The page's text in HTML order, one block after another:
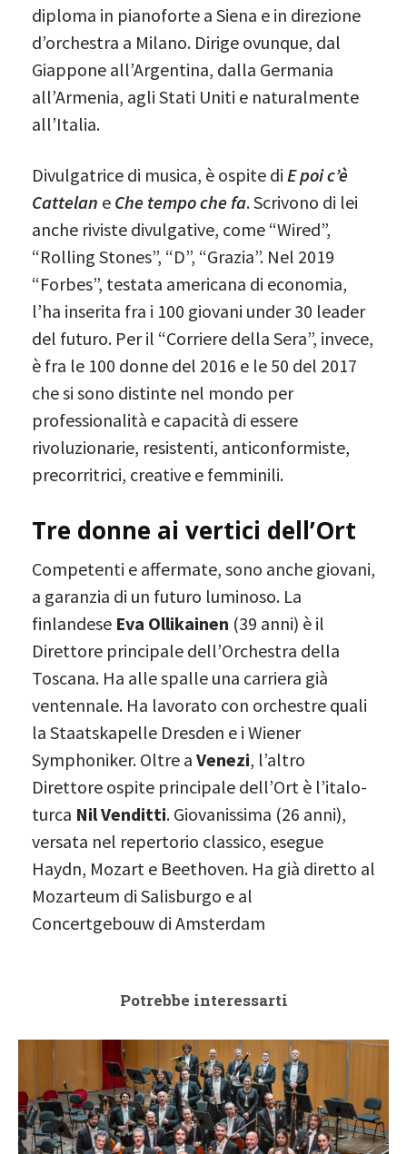
diploma in pianoforte a Siena e in direzione
d’orchestra a Milano. Dirige ovunque, dal
Giappone all’Argentina, dalla Germania
all’Armenia, agli Stati Uniti e naturalmente
all’Italia.
Divulgatrice di musica, è ospite di E poi c’è
Cattelan e Che tempo che fa. Scrivono di lei
anche riviste divulgative, come “Wired”,
“Rolling Stones”, “D”, “Grazia”. Nel 2019
“Forbes”, testata americana di economia,
l’ha inserita fra i 100 giovani under 30 leader
del futuro. Per il “Corriere della Sera”, invece,
è fra le 100 donne del 2016 e le 50 del 2017
che si sono distinte nel mondo per
professionalità e capacità di essere
rivoluzionarie, resistenti, anticonformiste,
precorritrici, creative e femminili.
Tre donne ai vertici dell’Ort
Competenti e affermate, sono anche giovani,
a garanzia di un futuro luminoso. La
finlandese Eva Ollikainen (39 anni) è il
Direttore principale dell’Orchestra della
Toscana. Ha alle spalle una carriera già
ventennale. Ha lavorato con orchestre quali
la Staatskapelle Dresden e i Wiener
Symphoniker. Oltre a Venezi, l’altro
Direttore ospite principale dell’Ort è l’italo-
turca Nil Venditti. Giovanissima (26 anni),
versata nel repertorio classico, esegue
Haydn, Mozart e Beethoven. Ha già diretto al
Mozarteum di Salisburgo e al
Concertgebouw di Amsterdam
Potrebbe interessarti